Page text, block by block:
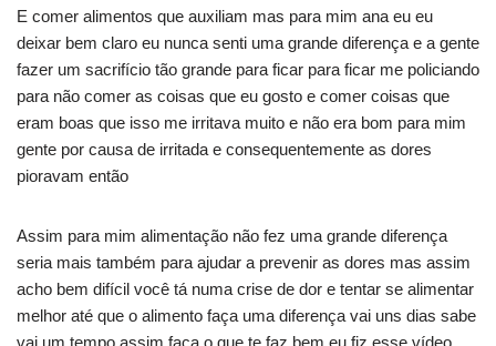
E comer alimentos que auxiliam mas para mim ana eu eu
deixar bem claro eu nunca senti uma grande diferença e a gente
fazer um sacrifício tão grande para ficar para ficar me policiando
para não comer as coisas que eu gosto e comer coisas que
eram boas que isso me irritava muito e não era bom para mim
gente por causa de irritada e consequentemente as dores
pioravam então
Assim para mim alimentação não fez uma grande diferença
seria mais também para ajudar a prevenir as dores mas assim
acho bem difícil você tá numa crise de dor e tentar se alimentar
melhor até que o alimento faça uma diferença vai uns dias sabe
vai um tempo assim faça o que te faz bem eu fiz esse vídeo